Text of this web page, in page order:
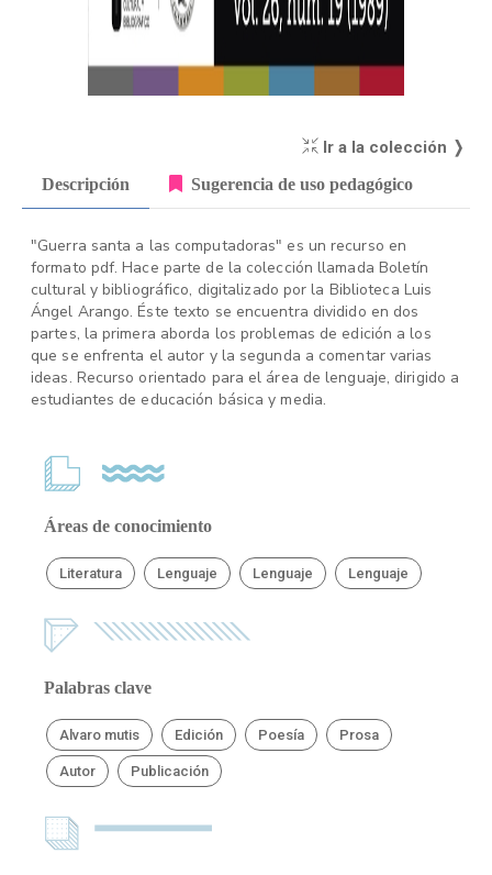
Ir a la colección ❭
Descripción Sugerencia de uso pedagógico
"Guerra santa a las computadoras" es un recurso en
formato pdf. Hace parte de la colección llamada Boletín
cultural y bibliográfico, digitalizado por la Biblioteca Luis
Ángel Arango. Éste texto se encuentra dividido en dos
partes, la primera aborda los problemas de edición a los
que se enfrenta el autor y la segunda a comentar varias
ideas. Recurso orientado para el área de lenguaje, dirigido a
estudiantes de educación básica y media.
Áreas de conocimiento
Literatura Lenguaje Lenguaje Lenguaje
Palabras clave
Alvaro mutis Edición Poesía Prosa
Autor Publicación